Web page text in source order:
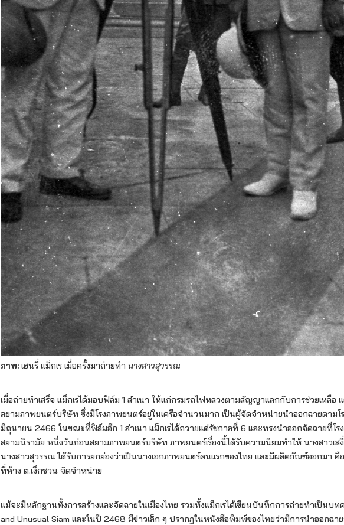
ภาพ: เฮนรี่ แม็กเร เมื่อครั้งมาถ่ายทำ นางสาวสุวรรณ
เมื่อถ่ายทำเสร็จ แม็กเรได้มอบฟิล์ม 1 สำเนา ให้แก่กรมรถไฟหลวงตามสัญญาแลกกับการช่วยเหลือ
สยามภาพยนตร์บริษัท ซึ่งมีโรงภาพยนตร์อยู่ในเครือจำนวนมาก เป็นผู้จัดจำหน่ายนำออกฉายตามโ
มิถุนายน 2466 ในขณะที่ฟิล์มอีก 1 สำเนา แม็กเรได้ถวายแด่รัชกาลที่ 6 และทรงนำออกจัดฉายที่โร
สยามนิรามัย หนึ่งวันก่อนสยามภาพยนตร์บริษัท ภาพยนตร์เรื่องนี้ได้รับความนิยมทำให้ นางสาวเส
นางสาวสุวรรณ ได้รับการยกย่องว่าเป็นนางเอกภาพยนตร์คนแรกของไทย และมีผลิตภัณฑ์ออกมา
ที่ห้าง ต.เง็กชวน จัดจำหน่าย
แม้จะมีหลักฐานทั้งการสร้างและจัดฉายในเมืองไทย รวมทั้งแม็กเรได้เขียนบันทึกการถ่ายทำเป็นบ
and Unusual Siam และในปี 2468 มีข่าวเล็ก ๆ ปรากฏในหนังสือพิมพ์ของไทยว่ามีการนำออกฉาย